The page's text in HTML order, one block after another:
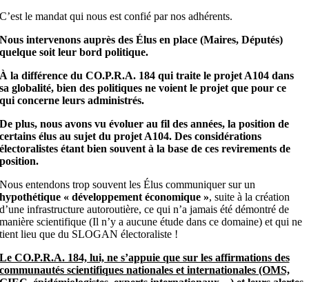
le mandat qui nous est confié par nos adhérents.
intervenons auprès des Élus en place (Maires, Députés)
soit leur bord politique.
la différence du CO.P.R.A. 184 qui traite le projet A104 dans
globalité, bien des politiques ne voient le projet que pour ce
concerne leurs administrés.
plus, nous avons vu évoluer au fil des années, la position de
élus au sujet du projet A104. Des considérations
étant bien souvent à la base de ces revirements de
entendons trop souvent les Élus communiquer sur un
« développement économique », suite à la création
infrastructure autoroutière, ce qui n’a jamais été démontré de
scientifique (Il n’y a aucune étude dans ce domaine) et qui ne
lieu que du SLOGAN électoraliste !
CO.P.R.A. 184, lui, ne s’appuie que sur les affirmations des
scientifiques nationales et internationales (OMS,